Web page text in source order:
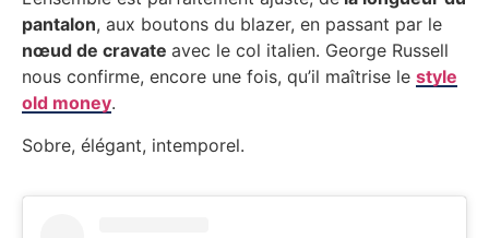
pantalon, aux boutons du blazer, en passant par le
nœud de cravate avec le col italien. George Russell
nous confirme, encore une fois, qu’il maîtrise le style
old money.
Sobre, élégant, intemporel.